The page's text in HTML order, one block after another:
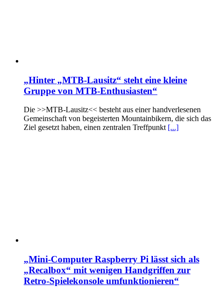
„Hinter „MTB-Lausitz“ steht eine kleine
Gruppe von MTB-Enthusiasten“
Die >>MTB-Lausitz<< besteht aus einer handverlesenen
Gemeinschaft von begeisterten Mountainbikern, die sich das
Ziel gesetzt haben, einen zentralen Treffpunkt [...]
„Mini-Computer Raspberry Pi lässt sich als
„Recalbox“ mit wenigen Handgriffen zur
Retro-Spielekonsole umfunktionieren“